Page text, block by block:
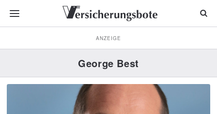
ANZEIGE
George Best